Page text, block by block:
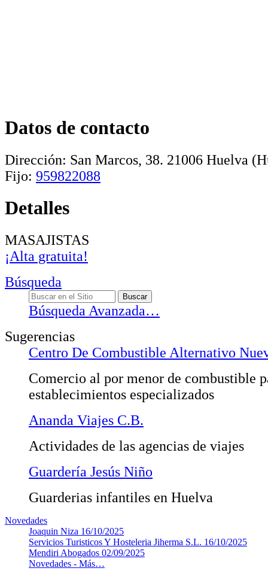
Datos de contacto
Dirección: San Marcos, 38. 21006 Huelva
Fijo: 959822088
Detalles
MASAJISTAS
¡Alta gratuita!
Búsqueda
Búsqueda Avanzada…
Sugerencias
Centro De Combustible Alternativo
Comercio al por menor de combustible
establecimientos especializados
Ananda Viajes C.B.
Actividades de las agencias de viajes
Guardería Jesús Niño
Guarderias infantiles en Huelva
Novedades
Joaquin Niza 16/10/2025
Servicios Turisticos Y Hosteleria Jiherma S.L. 16/10/2025
Mendiri Abogados 02/09/2025
Novedades - Más…